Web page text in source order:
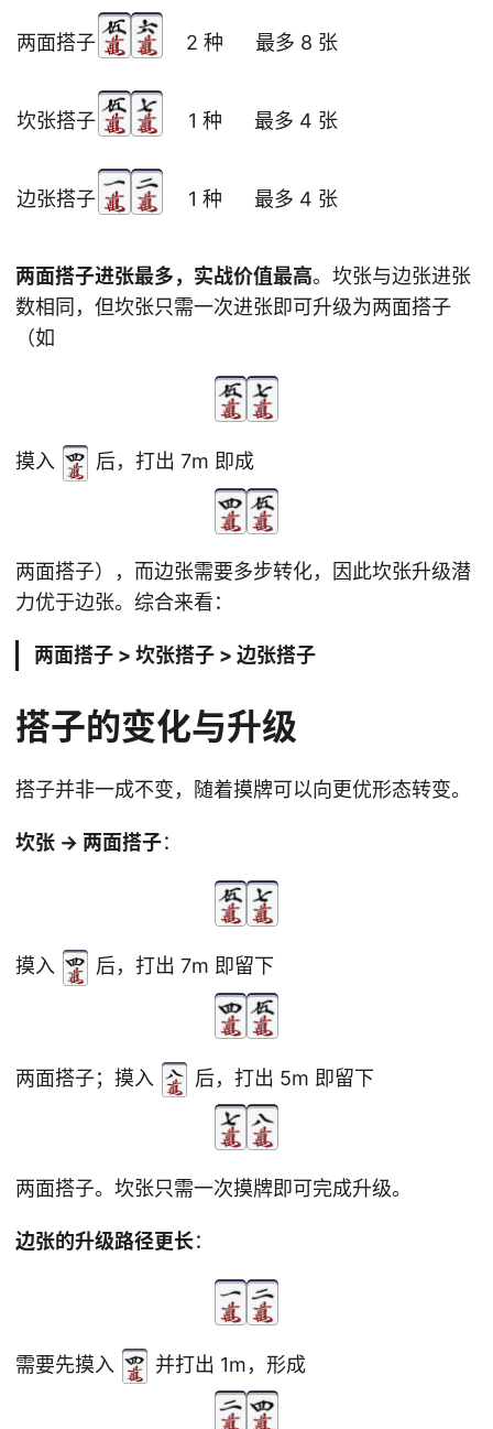
两面搭子 2 种 最多 8 张
坎张搭子 1 种 最多 4 张
边张搭子 1 种 最多 4 张
两面搭子进张最多，实战价值最高。坎张与边张进张
数相同，但坎张只需一次进张即可升级为两面搭子
（如
摸入 后，打出 7m 即成
两面搭子），而边张需要多步转化，因此坎张升级潜
力优于边张。综合来看：
两面搭子 > 坎张搭子 > 边张搭子
搭子的变化与升级
搭子并非一成不变，随着摸牌可以向更优形态转变。
坎张 → 两面搭子：
摸入 后，打出 7m 即留下
两面搭子；摸入 后，打出 5m 即留下
两面搭子。坎张只需一次摸牌即可完成升级。
边张的升级路径更长：
需要先摸入 并打出 1m，形成